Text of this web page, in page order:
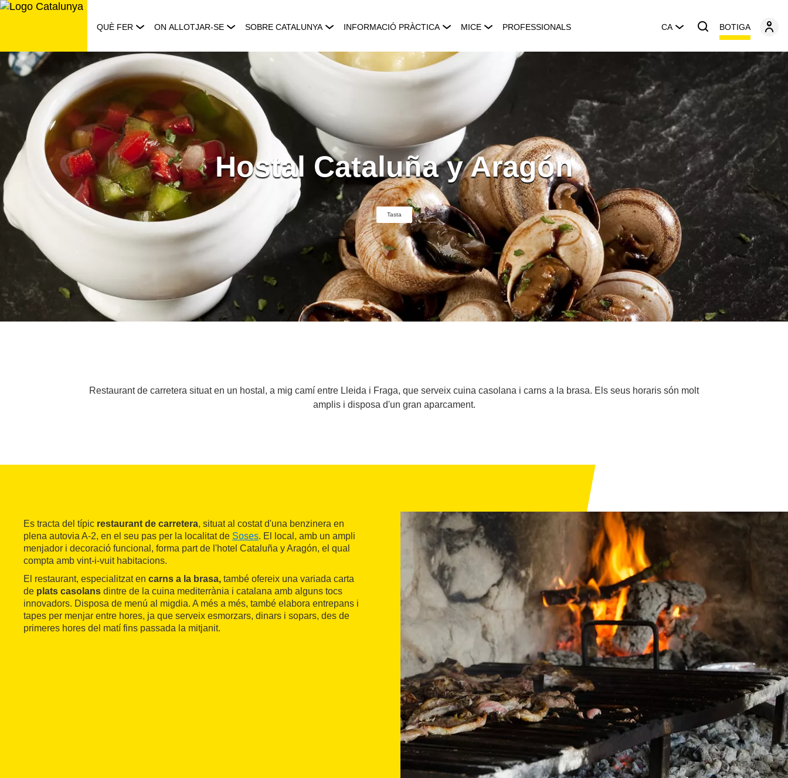
Saltar
QUÈ FER ON ALLOTJAR-SE SOBRE CATALUNYA INFORMACIÓ PRÀCTICA MICE PROFESSIONALS CA BOTIGA
Hostal Cataluña y Aragón
Tasta
Restaurant de carretera situat en un hostal, a mig camí entre Lleida i Fraga, que serveix cuina casolana i carns a la brasa. Els seus horaris són molt
amplis i disposa d'un gran aparcament.
Es tracta del típic restaurant de carretera, situat al costat d'una benzinera en
plena autovia A-2, en el seu pas per la localitat de Soses. El local, amb un ampli
menjador i decoració funcional, forma part de l'hotel Cataluña y Aragón, el qual
compta amb vint-i-vuit habitacions.
El restaurant, especialitzat en carns a la brasa, també ofereix una variada carta
de plats casolans dintre de la cuina mediterrània i catalana amb alguns tocs
innovadors. Disposa de menú al migdia. A més a més, també elabora entrepans i
tapes per menjar entre hores, ja que serveix esmorzars, dinars i sopars, des de
primeres hores del matí fins passada la mitjanit.